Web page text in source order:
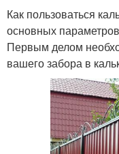
Как пользоваться
основных параметров
Первым делом
вашего забора в